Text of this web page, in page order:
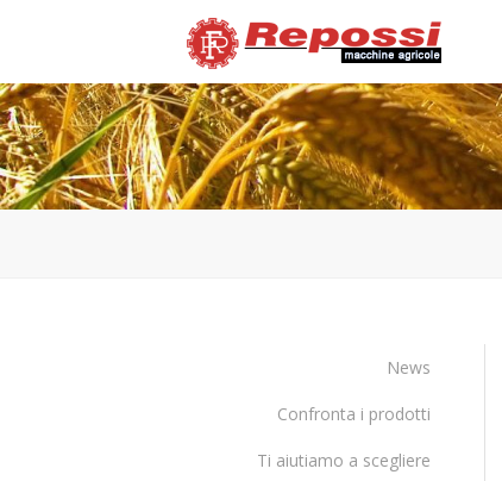
News
Confronta i prodotti
Ti aiutiamo a scegliere